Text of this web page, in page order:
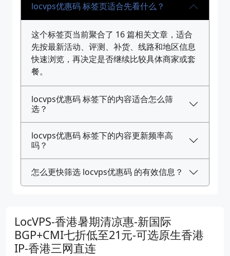
locvps优惠码 标签页适合先看什么？
这个标签页当前聚合了 16 篇相关文章，适合
先按最新活动、评测、补货、线路和地区信息
快速浏览，再决定是否继续比较具体商家或套
餐。
locvps优惠码 标签下的内容适合怎么筛
选？
locvps优惠码 标签下的内容更新频率高
吗？
怎么更快筛选 locvps优惠码 的有效信息？
LocVPS-香港暑期清凉惠-新国际
BGP+CMI七折低至21元-可选原生香港
IP-香港三网直连